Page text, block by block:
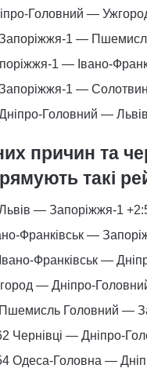
Головний —
1 —
1 — Івано-
1 —
Головний —
причин та
такі
— Запоріжжя-1
Франківськ —
Франківськ —
— Дніпро-
Головний —
Чернівці — Дніпро-
Одеса-Головна —